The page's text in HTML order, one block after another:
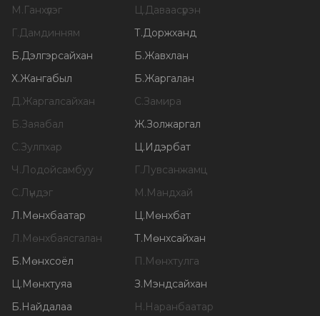
М.Ганхүлэг Ц.Даваасүрэн
Г.Дамдинням Т.Доржханд
Б.Дэлгэрсайхан Б.Жавхлан
Х.Жангабыл Б.Жаргалан
Д.Жаргалсайхан С.Замира
Б.Заяабал Ж.Золжаргал
С.Зулпхар Ц.Идэрбат
Ч.Лодойсамбуу Г.Лувсанжамц
С.Лүндэг М.Мандхай
Л.Мөнхбаатар Ц.Мөнхбат
Л.Мөнхбаясгалан Т.Мөнхсайхан
Б.Мөнхсоёл П.Мөнхтулга
Ц.Мөнхтуяа З.Мэндсайхан
Б.Найдалаа Н.Наранбаатар